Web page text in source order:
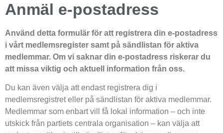
Anmäl e-postadress
Använd detta formulär för att registrera din e-postadress
i vårt medlemsregister samt på sändlistan för aktiva
medlemmar. Om vi saknar din e-postadress riskerar du
att missa viktig och aktuell information från oss.
Du kan även välja att endast registrera dig i
medlemsregistret eller på sändlistan för aktiva medlemmar.
Medlemmar som enbart vill få lokal information – och inte
utskick från partiets centrala organisation – kan välja att